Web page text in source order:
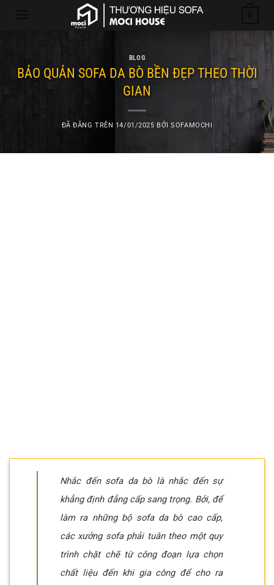
BLOG
BẢO QUẢN SOFA DA BÒ BỀN ĐẸP THEO THỜI
GIAN
ĐÃ ĐĂNG TRÊN 14/01/2025 BỞISOFAMOCHI
Nhắc đến sofa da bò là nhắc đến sự
khẳng định đẳng cấp sang trọng. Bởi, để
làm ra những bộ sofa da bò cao cấp,
các xưởng sofa phải tuân theo một quy
trình chặt chẽ từ công đoạn lựa chọn
chất liệu đến khi gia công để cho ra